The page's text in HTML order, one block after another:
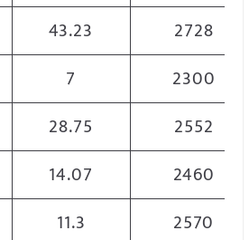
43.23
2728
7
2300
28.75
2552
14.07
2460
11.3
2570